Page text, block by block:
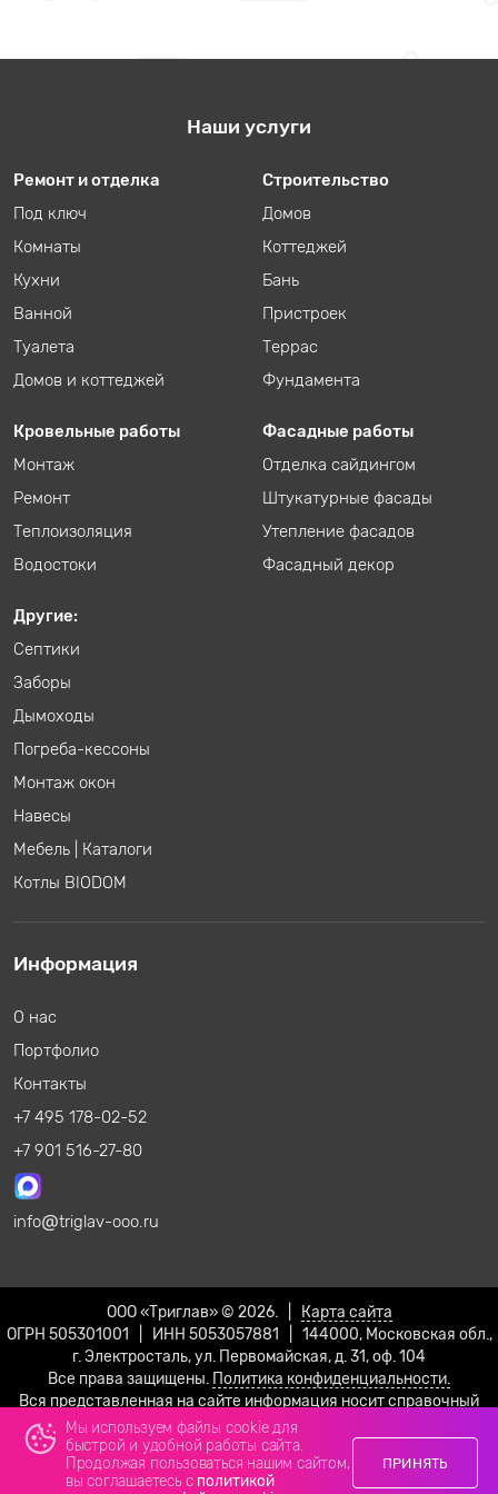
Наши услуги
Ремонт и отделка
Под ключ
Комнаты
Кухни
Ванной
Туалета
Домов и коттеджей
Строительство
Домов
Коттеджей
Бань
Пристроек
Террас
Фундамента
Кровельные работы
Монтаж
Ремонт
Теплоизоляция
Водостоки
Фасадные работы
Отделка сайдингом
Штукатурные фасады
Утепление фасадов
Фасадный декор
Другие:
Септики
Заборы
Дымоходы
Погреба-кессоны
Монтаж окон
Навесы
Мебель
Каталоги
Котлы BIODOM
Информация
О нас
Портфолио
Контакты
+7 495 178-02-52
+7 901 516-27-80
info triglav-ooo.ru
ООО «Триглав» © 2026. |
Карта сайта
ОГРН 505301001 | ИНН 5053057881 | 144000, Московская обл.,
г. Электросталь, ул. Первомайская, д. 31, оф. 104
Все права защищены. Политика конфиденциальности.
Вся представленная на сайте информация носит справочный
характер и не является публичной офертой!
Мы используем файлы cookie для
быстрой и удобной работы сайта.
Продолжая пользоваться нашим сайтом,
вы соглашаетесь с политикой
ПРИНЯТЬ